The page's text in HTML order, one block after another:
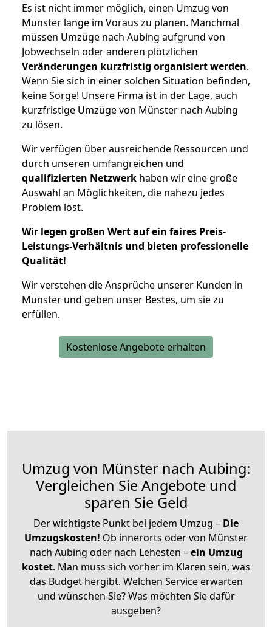
Es ist nicht immer möglich, einen Umzug von
Münster lange im Voraus zu planen. Manchmal
müssen Umzüge nach Aubing aufgrund von
Jobwechseln oder anderen plötzlichen
Veränderungen kurzfristig organisiert werden.
Wenn Sie sich in einer solchen Situation befinden,
keine Sorge! Unsere Firma ist in der Lage, auch
kurzfristige Umzüge von Münster nach Aubing
zu lösen.
Wir verfügen über ausreichende Ressourcen und
durch unseren umfangreichen und
qualifizierten Netzwerk haben wir eine große
Auswahl an Möglichkeiten, die nahezu jedes
Problem löst.
Wir legen großen Wert auf ein faires Preis-
Leistungs-Verhältnis und bieten professionelle
Qualität!
Wir verstehen die Ansprüche unserer Kunden in
Münster und geben unser Bestes, um sie zu
erfüllen.
Kostenlose Angebote erhalten
Umzug von Münster nach Aubing:
Vergleichen Sie Angebote und
sparen Sie Geld
Der wichtigste Punkt bei jedem Umzug – Die
Umzugskosten! Ob innerorts oder von Münster
nach Aubing oder nach Lehesten –ein Umzug
kostet. Man muss sich vorher im Klaren sein, was
das Budget hergibt. Welchen Service erwarten
und wünschen Sie? Was möchten Sie dafür
ausgeben?